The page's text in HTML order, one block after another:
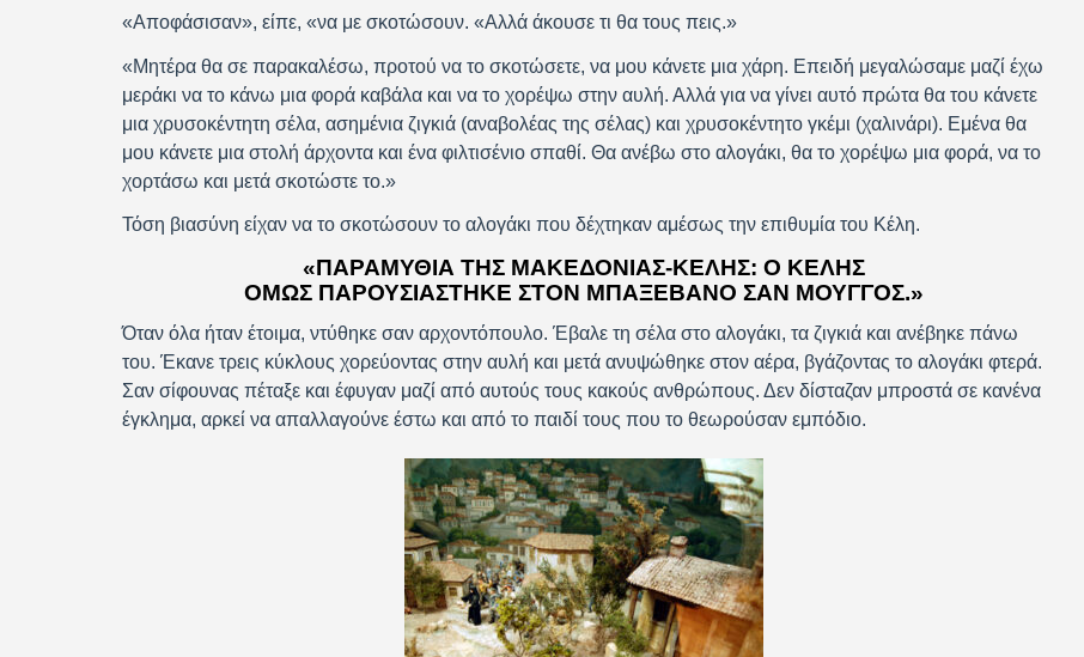
«Αποφάσισαν», είπε, «να με σκοτώσουν. «Αλλά άκουσε τι θα τους πεις.»
«Μητέρα θα σε παρακαλέσω, προτού να το σκοτώσετε, να μου κάνετε μια χάρη. Επειδή μεγαλώσαμε μαζί έχω
μεράκι να το κάνω μια φορά καβάλα και να το χορέψω στην αυλή. Αλλά για να γίνει αυτό πρώτα θα του κάνετε
μια χρυσοκέντητη σέλα, ασημένια ζιγκιά (αναβολέας της σέλας) και χρυσοκέντητο γκέμι (χαλινάρι). Εμένα θα
μου κάνετε μια στολή άρχοντα και ένα φιλτισένιο σπαθί. Θα ανέβω στο αλογάκι, θα το χορέψω μια φορά, να το
χορτάσω και μετά σκοτώστε το.»
Τόση βιασύνη είχαν να το σκοτώσουν το αλογάκι που δέχτηκαν αμέσως την επιθυμία του Κέλη.
«ΠΑΡΑΜΎΘΙΑ ΤΗΣ ΜΑΚΕΔΟΝΊΑΣ-ΚΈΛΗΣ: Ο ΚΈΛΗΣ
ΌΜΩΣ ΠΑΡΟΥΣΙΆΣΤΗΚΕ ΣΤΟΝ ΜΠΑΞΕΒΆΝΟ ΣΑΝ ΜΟΥΓΓΌΣ.»
Όταν όλα ήταν έτοιμα, ντύθηκε σαν αρχοντόπουλο. Έβαλε τη σέλα στο αλογάκι, τα ζιγκιά και ανέβηκε πάνω
του. Έκανε τρεις κύκλους χορεύοντας στην αυλή και μετά ανυψώθηκε στον αέρα, βγάζοντας το αλογάκι φτερά.
Σαν σίφουνας πέταξε και έφυγαν μαζί από αυτούς τους κακούς ανθρώπους. Δεν δίσταζαν μπροστά σε κανένα
έγκλημα, αρκεί να απαλλαγούνε έστω και από το παιδί τους που το θεωρούσαν εμπόδιο.